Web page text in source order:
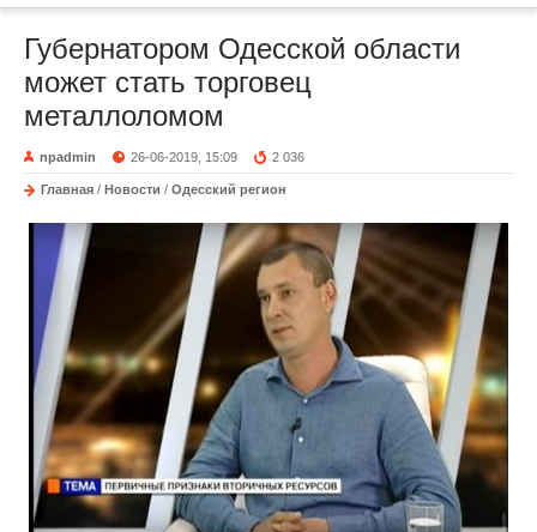
Губернатором Одесской области
может стать торговец
металлоломом
npadmin 26-06-2019, 15:09 2 036
Главная / Новости / Одесский регион